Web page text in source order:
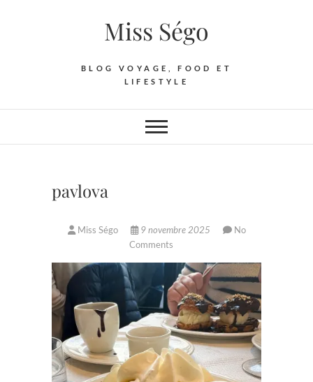
Miss Ségo
BLOG VOYAGE, FOOD ET
LIFESTYLE
pavlova
Miss Ségo 9 novembre 2025
No
Comments